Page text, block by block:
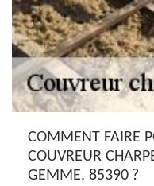
COMMENT FAIRE
COUVREUR
GEMME, 85390 ?